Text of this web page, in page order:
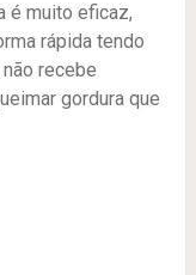
é muito eficaz,
rápida tendo
recebe
gordura que